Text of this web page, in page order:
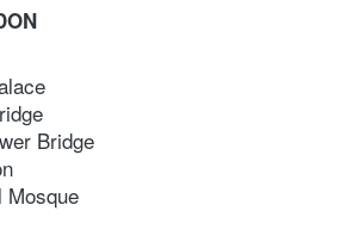
Bridge
Mosque